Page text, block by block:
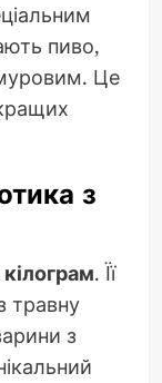
пиво,
Це
з
. Її
травну
з